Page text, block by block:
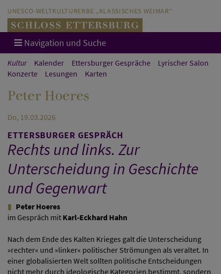
UNESCO-WELTKULTURERBE „KLASSISCHES WEIMAR“
Navigation und Suche
Kultur Kalender Ettersburger Gespräche
Lyrischer Salon
Konzerte
Lesungen Karten
Peter Hoeres
Do, 19.03.2026
ETTERSBURGER GESPRÄCH
Rechts und links. Zur
Unterscheidung in Geschichte
und Gegenwart
Peter Hoeres
im Gespräch mit Karl-Eckhard Hahn
Nach dem Ende des Kalten Krieges galt die Unterscheidung
»rechter« und »linker« politischer Strömungen als veraltet. In
einer globalisierten Welt sollten politische Entscheidungen
nicht mehr durch ideologische Kategorien bestimmt, sondern